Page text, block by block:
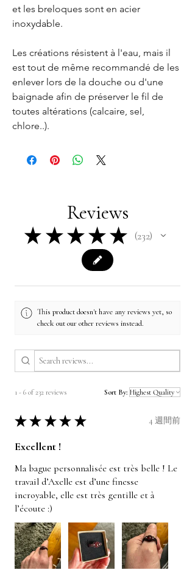
et les breloques sont en acier
inoxydable.
Les créations résistent à l'eau, mais il
est tout de même recommandé de les
enlever lors de la douche ou d'une
baignade afin de préserver le fil de
toutes altérations (calcaire, sel,
chlore..).
Reviews
★ ★★★★ 232
232
This product doesn't have any reviews yet, so
check out our other reviews instead.
1 - 6 of 232 reviews Sort By:
★★ ★★ ★ 4 週間前
Excellent !
Ma bague personnalisée est très belle ! Le
travail d’Axelle est d’une finesse
incroyable, elle est très gentille et à
l’écoute :)